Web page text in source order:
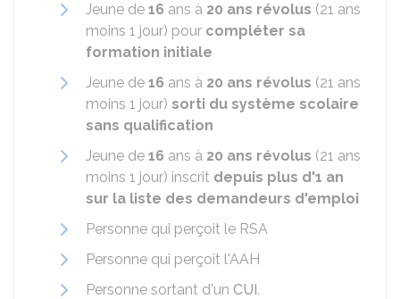
Jeune de 16 ans à 20 ans révolus (21 ans
moins 1 jour) pour compléter sa
formation initiale
Jeune de 16 ans à 20 ans révolus (21 ans
moins 1 jour) sorti du système scolaire
sans qualification
Jeune de 16 ans à 20 ans révolus (21 ans
moins 1 jour) inscrit depuis plus d'1 an
sur la liste des demandeurs d'emploi
Personne qui perçoit le RSA
Personne qui perçoit l'AAH
Personne sortant d'un CUI.